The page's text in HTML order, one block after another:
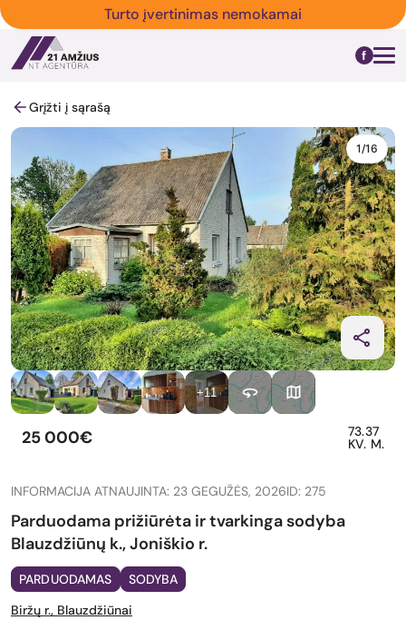
Turto įvertinimas nemokamai
Grįžti į sąrašą
1/16
+11
25 000€ 73.37
KV. M.
INFORMACIJA ATNAUJINTA: 23 GEGUŽĖS, 2026ID: 275
Parduodama prižiūrėta ir tvarkinga sodyba
Blauzdžiūnų k., Joniškio r.
PARDUODAMAS
SODYBA
Biržų r., Blauzdžiūnai